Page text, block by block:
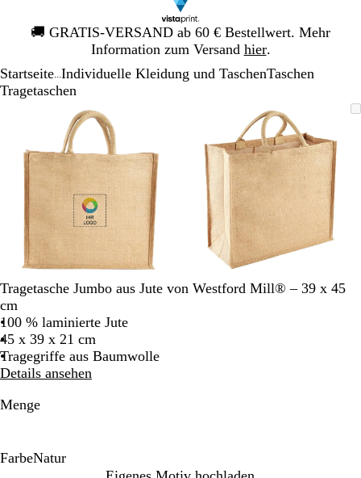
🚚 GRATIS-VERSAND ab 60 € Bestellwert. Mehr
Information zum Versand hier.
Galeriebild
1
Startseite Individuelle Kleidung und TaschenTaschen
Tragetaschen
Vergrößer-/verkleinerbares
Bild
Zoom
auf
Minimum
Klicken
zum
Vergrößern
Verwenden
Sie
die
Tasten
+
und
-
zum
Zoomen
und
Pfeiltasten
Schwenken.
Vergrößer-/
Bild
Zoom
auf
Minimum
Klicken
zum
Vergrößern
Verwenden
Sie
die
Tasten
+
zum
Zoomen
und
Pfeiltasten
Tragetasche Jumbo aus Jute von Westford Mill® – 39 x 45
cm
100 % laminierte Jute
45 x 39 x 21 cm
Tragegriffe aus Baumwolle
Details ansehen
Menge
FarbeNatur